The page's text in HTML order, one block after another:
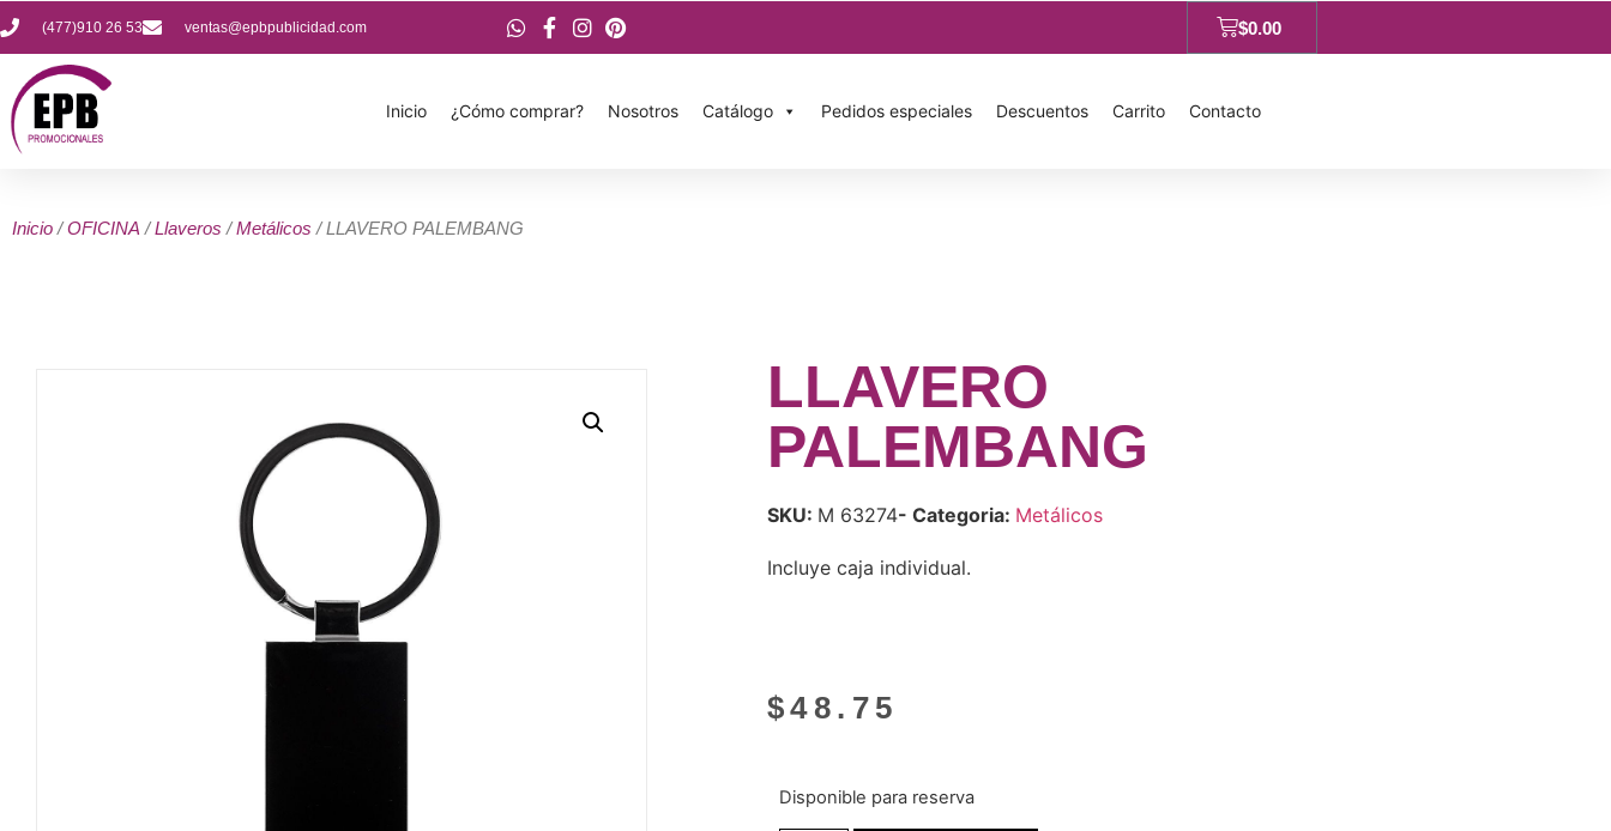
(477)910 26 53 ventas@epbpublicidad.com $0.00
Inicio ¿Cómo comprar? Nosotros Catálogo Pedidos especiales Descuentos Carrito Contacto
Inicio /OFICINA /Llaveros /Metálicos / LLAVERO PALEMBANG
LLAVERO
PALEMBANG
SKU: M 63274- Categoria: Metálicos
Incluye caja individual.
$48.75
Disponible para reserva